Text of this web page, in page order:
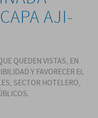
AJI-
QUEDEN VISTAS, EN
Y FAVORECER EL
SECTOR HOTELERO,